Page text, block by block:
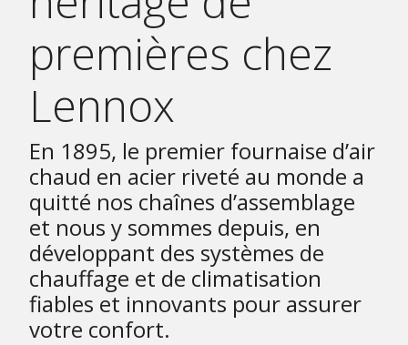
premières chez
Lennox
En 1895, le premier fournaise d’air
chaud en acier riveté au monde a
quitté nos chaînes d’assemblage
et nous y sommes depuis, en
développant des systèmes de
chauffage et de climatisation
fiables et innovants pour assurer
votre confort.